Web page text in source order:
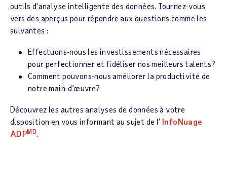
outils d’analyse intelligente des données. Tournez-vous
vers des aperçus pour répondre aux questions comme les
suivantes :
Effectuons-nous les investissements nécessaires
pour perfectionner et fidéliser nos meilleurs talents?
Comment pouvons-nous améliorer la productivité de
notre main-d’œuvre?
Découvrez les autres analyses de données à votre
disposition en vous informant au sujet de l’ InfoNuage
ADPMD.